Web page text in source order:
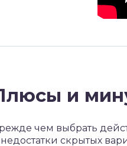
и
чем выбрать
скрытых